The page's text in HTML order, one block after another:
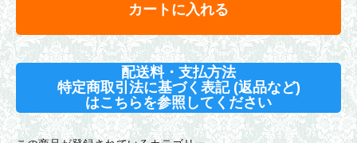
カートに入れる
配送料・支払方法
特定商取引法に基づく表記 (返品など)
はこちらを参照してください